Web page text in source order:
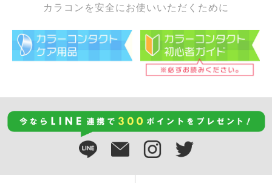
カラコンを安全にお使いいただくために